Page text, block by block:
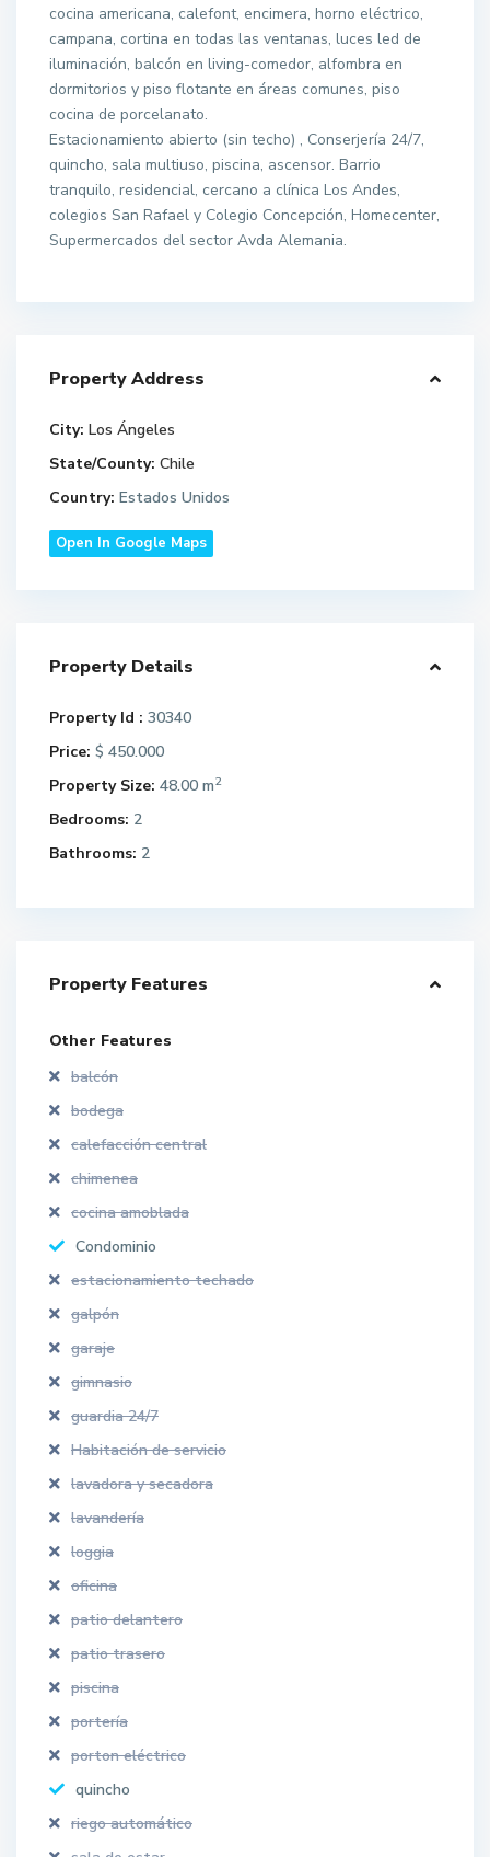
cocina americana, calefont, encimera, horno eléctrico,
campana, cortina en todas las ventanas, luces led de
iluminación, balcón en living-comedor, alfombra en
dormitorios y piso flotante en áreas comunes, piso
cocina de porcelanato.
Estacionamiento abierto (sin techo) , Conserjería 24/7,
quincho, sala multiuso, piscina, ascensor. Barrio
tranquilo, residencial, cercano a clínica Los Andes,
colegios San Rafael y Colegio Concepción, Homecenter,
Supermercados del sector Avda Alemania.
Property Address
City: Los Ángeles
State/County: Chile
Country: Estados Unidos
Open In Google Maps
Property Details
Property Id : 30340
Price: $ 450.000
Property Size: 48.00 m2
Bedrooms: 2
Bathrooms: 2
Property Features
Other Features
balcón
bodega
calefacción central
chimenea
cocina amoblada
Condominio
estacionamiento techado
galpón
garaje
gimnasio
guardia 24/7
Habitación de servicio
lavadora y secadora
lavandería
loggia
oficina
patio delantero
patio trasero
piscina
portería
porton eléctrico
quincho
riego automático